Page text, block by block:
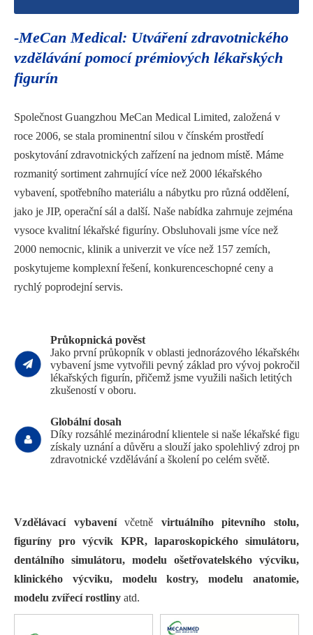
-MeCan Medical: Utváření zdravotnického
vzdělávání pomocí prémiových lékařských
figurín
Společnost Guangzhou MeCan Medical Limited, založená v
roce 2006, se stala prominentní silou v čínském prostředí
poskytování zdravotnických zařízení na jednom místě. Máme
rozmanitý sortiment zahrnující více než 2000 lékařského
vybavení, spotřebního materiálu a nábytku pro různá oddělení,
jako je JIP, operační sál a další. Naše nabídka zahrnuje zejména
vysoce kvalitní lékařské figuríny. Obsluhovali jsme více než
2000 nemocnic, klinik a univerzit ve více než 157 zemích,
poskytujeme komplexní řešení, konkurenceschopné ceny a
rychlý poprodejní servis.
Průkopnická pověst
Jako první průkopník v oblasti jednorázového lékařského
vybavení jsme vytvořili pevný základ pro vývoj
lékařských figurín, přičemž jsme využili našich letitých
zkušeností v oboru.
Globální dosah
Díky rozsáhlé mezinárodní klientele si naše lékařské
získaly uznání a důvěru a slouží jako spolehlivý zdroj pro
zdravotnické vzdělávání a školení po celém světě.
Vzdělávací vybavenívčetně virtuálního pitevního stolu,
figuríny pro výcvik KPR, laparoskopického simulátoru,
dentálního simulátoru, modelu ošetřovatelského výcviku,
klinického výcviku, modelu kostry, modelu anatomie,
modelu zvířecí rostliny atd.